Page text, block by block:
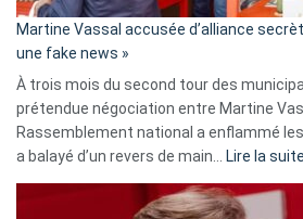
Martine Vassal accusée d’alliance
une fake news »
À trois mois du second tour des
prétendue négociation entre Martine
Rassemblement national a enflammé
a balayé d’un revers de main… Lire la suite